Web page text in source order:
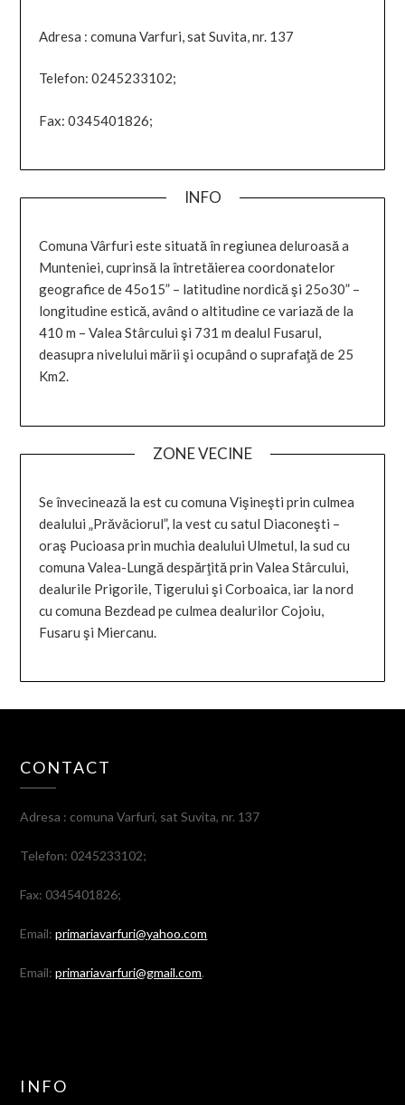
Adresa : comuna Varfuri, sat Suvita, nr. 137
Telefon: 0245233102;
Fax: 0345401826;
INFO
Comuna Vârfuri este situată în regiunea deluroasă a
Munteniei, cuprinsă la întretăierea coordonatelor
geografice de 45o15” – latitudine nordică şi 25o30” –
longitudine estică, având o altitudine ce variază de la
410 m – Valea Stârcului şi 731 m dealul Fusarul,
deasupra nivelului mării şi ocupând o suprafaţă de 25
Km2.
ZONE VECINE
Se învecinează la est cu comuna Vişineşti prin culmea
dealului „Prăvăciorul”, la vest cu satul Diaconeşti –
oraş Pucioasa prin muchia dealului Ulmetul, la sud cu
comuna Valea-Lungă despărţită prin Valea Stârcului,
dealurile Prigorile, Tigerului şi Corboaica, iar la nord
cu comuna Bezdead pe culmea dealurilor Cojoiu,
Fusaru şi Miercanu.
CONTACT
Adresa : comuna Varfuri, sat Suvita, nr. 137
Telefon: 0245233102;
Fax: 0345401826;
Email:primariavarfuri@yahoo.com
Email:primariavarfuri@gmail.com.
INFO